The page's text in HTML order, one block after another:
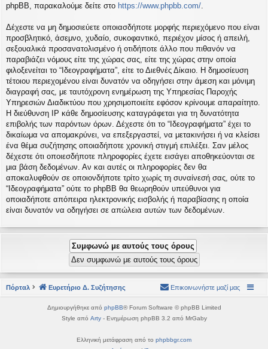
phpBB, παρακαλούμε δείτε στο https://www.phpbb.com/
Δέχεστε να μη δημοσιεύετε οποιασδήποτε μορφής περιεχόμενο που είναι
προσβλητικό, άσεμνο, χυδαίο, συκοφαντικό, περιέχον μίσος ή απειλή,
σεξουαλικά προσανατολισμένο ή οτιδήποτε άλλο που πιθανόν να
παραβιάζει νόμους είτε της χώρας σας, είτε της χώρας στην οποία
φιλοξενείται το “Ιδεογραφήματα”, είτε το Διεθνές Δίκαιο. Η δημοσίευση
τέτοιου περιεχομένου είναι δυνατόν να οδηγήσει στην άμεση και μόνιμη
διαγραφή σας, με ταυτόχρονη ενημέρωση της Υπηρεσίας Παροχής
Υπηρεσιών Διαδικτύου που χρησιμοποιείτε εφόσον κρίνουμε απαραίτητο.
Η διεύθυνση IP κάθε δημοσίευσης καταγράφεται για τη δυνατότητα
επιβολής των παρόντων όρων. Δέχεστε ότι το “Ιδεογραφήματα” έχει το
δικαίωμα να απομακρύνει, να επεξεργαστεί, να μετακινήσει ή να κλείσει
ένα θέμα συζήτησης οποιαδήποτε χρονική στιγμή επιλέξει. Σαν μέλος
δέχεστε ότι οποιεσδήποτε πληροφορίες έχετε εισάγει αποθηκεύονται σε
μια βάση δεδομένων. Αν και αυτές οι πληροφορίες δεν θα
αποκαλυφθούν σε οποιονδήποτε τρίτο χωρίς τη συναίνεσή σας, ούτε το
“Ιδεογραφήματα” ούτε το phpBB θα θεωρηθούν υπεύθυνοι για
οποιαδήποτε απόπειρα ηλεκτρονικής εισβολής ή παραβίασης η οποία
είναι δυνατόν να οδηγήσει σε απώλεια αυτών των δεδομένων.
Πόρταλ Ευρετήριο Δ. Συζήτησης Επικοινωνήστε μαζί μας
Δημιουργήθηκε από phpBB® Forum Software © phpBB Limited
Style από Arty- Ενημέρωση phpBB 3.2 από MrGaby
Ελληνική μετάφραση από το phpbbgr.com